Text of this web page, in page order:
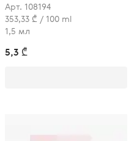
Арт. 108194
353,33 ₾ / 100 ml
1,5 мл
5,3 ₾